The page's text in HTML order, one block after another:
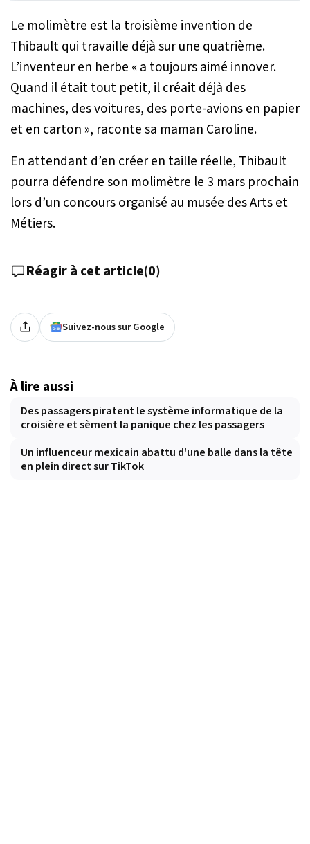
Le molimètre est la troisième invention de
Thibault qui travaille déjà sur une quatrième.
L’inventeur en herbe « a toujours aimé innover.
Quand il était tout petit, il créait déjà des
machines, des voitures, des porte-avions en papier
et en carton », raconte sa maman Caroline.
En attendant d’en créer en taille réelle, Thibault
pourra défendre son molimètre le 3 mars prochain
lors d’un concours organisé au musée des Arts et
Métiers.
Réagir à cet article(0)
Suivez-nous sur Google
À lire aussi
Des passagers piratent le système informatique de la
croisière et sèment la panique chez les passagers
Un influenceur mexicain abattu d'une balle dans la tête
en plein direct sur TikTok